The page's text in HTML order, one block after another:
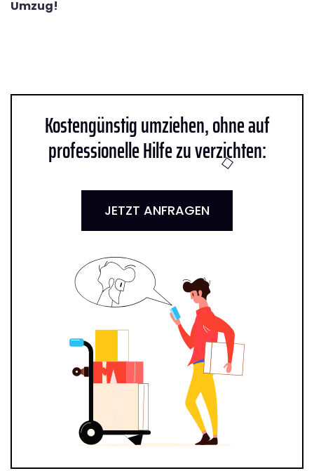
Umzug!
Kostengünstig umziehen, ohne auf
professionelle Hilfe zu verzichten:
JETZT ANFRAGEN